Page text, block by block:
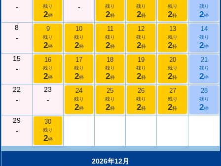
-
残り
2枠
-
残り
2枠
残り
2枠
残り
2枠
残り
2枠
8
-
9
残り
2枠
10
残り
2枠
11
残り
2枠
12
残り
2枠
13
残り
2枠
14
残り
2枠
15
-
16
残り
2枠
17
残り
2枠
18
残り
2枠
19
残り
2枠
20
残り
2枠
21
残り
2枠
22
-
23
-
24
残り
2枠
25
残り
2枠
26
残り
2枠
27
残り
2枠
28
残り
2枠
29
-
30
残り
2枠
2026年12月